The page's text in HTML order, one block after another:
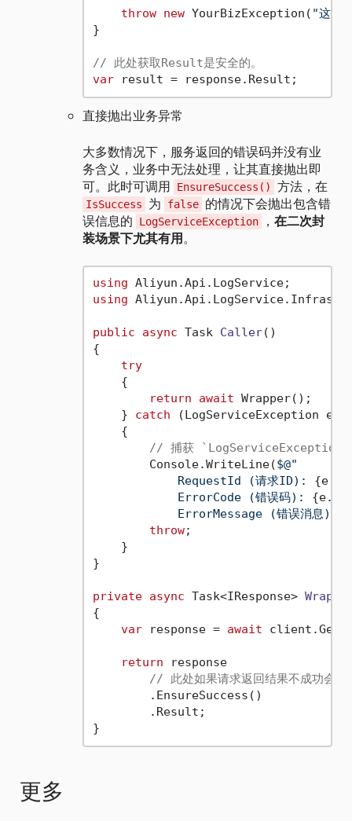
throw new YourBizException( "这里
}
// 此处获取Result是安全的。
var
直接抛出业务异常
大多数情况下，服务返回的错误码并没有业
务含义，业务中无法处理，让其直接抛出即
可。此时可调用
EnsureSuccess() 方法，在
IsSuccess 为 false 的情况下会抛出包含错
误信息的
LogServiceException ， 在二次封
装场景下尤其有用。
using
using
public async Task Caller()
{
try
    {
return
await Wrapper();
    }
catch (LogServiceException e)
    {
// 捕获 `LogServiceException`
        Console.WriteLine(
$@"
            RequestId (请求ID):
            ErrorCode (错误码):
            ErrorMessage (错误消息):
throw;
    }
}
private async Task<IResponse>
{
var response = await
return response
// 此处如果请求返回结果不成功
        .EnsureSuccess()
        .Result;
更多